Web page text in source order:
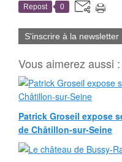
Repost 0
S'inscrire à la newsletter
Vous aimerez aussi :
Patrick Groseil expose
de Châtillon-sur-Seine